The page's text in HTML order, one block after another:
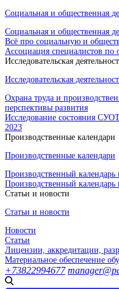
Социальная и общественная
Социальная и общественная
Всё про социальную и
Ассоциация специалистов по
Исследовательская
Исследовательская
Охрана труда и
перспективы развития
Исследование состояния
2023
Производственные календари
Производственные календари
Производственный календарь
Производственный календарь
Статьи и новости
Статьи и новости
Новости
Статьи
Лицензии, аккредитации,
Материальное обеспечение
+73822994677